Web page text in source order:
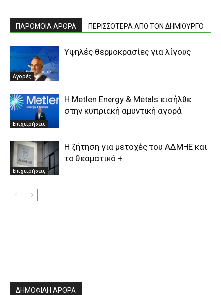
ΠΑΡΟΜΟΙΑ ΑΡΘΡΑ ΠΕΡΙΣΣΟΤΕΡΑ ΑΠΟ ΤΟΝ ΔΗΜΙΟΥΡΓΟ
Αγορές
Υψηλές θερμοκρασίες για λίγους
Επιχειρήσεις
Η Metlen Energy & Metals εισήλθε
στην κυπριακή αμυντική αγορά
Επιχειρήσεις
H ζήτηση για μετοχές του ΑΔΜΗΕ και
το θεαματικό +
ΔΗΜΟΦΙΛΗ ΑΡΘΡΑ